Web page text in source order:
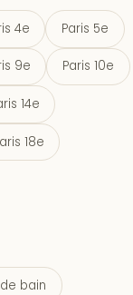
4e Paris 5e
9e Paris 10e
14e
18e
bain